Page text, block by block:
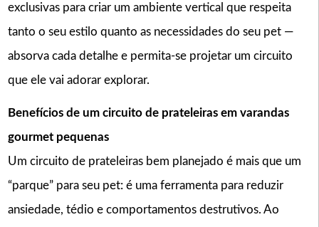
exclusivas para criar um ambiente vertical que respeita
tanto o seu estilo quanto as necessidades do seu pet —
absorva cada detalhe e permita-se projetar um circuito
que ele vai adorar explorar.
Benefícios de um circuito de prateleiras em varandas
gourmet pequenas
Um circuito de prateleiras bem planejado é mais que um
“parque” para seu pet: é uma ferramenta para reduzir
ansiedade, tédio e comportamentos destrutivos. Ao